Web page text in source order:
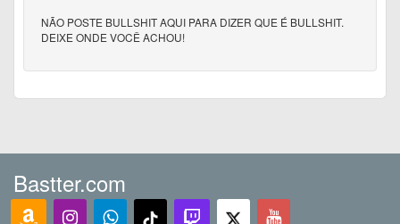
NÃO POSTE BULLSHIT AQUI PARA DIZER QUE É BULLSHIT.
DEIXE ONDE VOCÊ ACHOU!
Bastter.com